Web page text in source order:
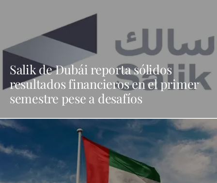
Salik de Dubái reporta sólidos
resultados financieros en el primer
semestre pese a desafíos